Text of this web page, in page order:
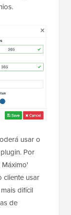
usar o
Por
cliente usar
difícil
de